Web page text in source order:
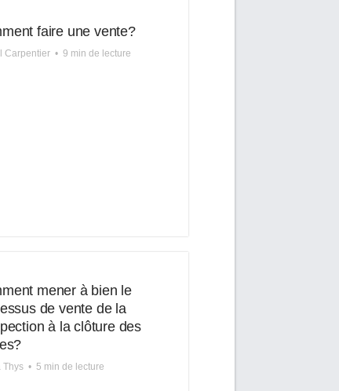
faire une vente?
Carpentier • 9 min de lecture
mener à bien le
de vente de la
à la clôture des
Thys • 5 min de lecture